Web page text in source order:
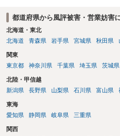
都道府県から風評被害・営業妨害
北海道・東北
北海道
青森県 岩手県 宮城県 秋田県
関東
東京都
神奈川県 千葉県 埼玉県 茨城県
北陸・甲信越
新潟県
長野県 山梨県 石川県 富山県
東海
愛知県
静岡県 岐阜県 三重県
関西